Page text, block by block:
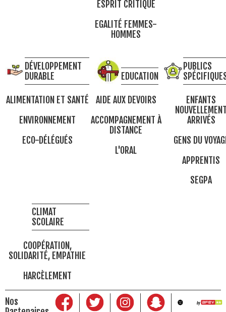
ESPRIT CRITIQUE
EGALITÉ FEMMES-
HOMMES
DÉVELOPPEMENT
DURABLE
ALIMENTATION ET SANTÉ
ENVIRONNEMENT
ECO-DÉLÉGUÉS
EDUCATION
AIDE AUX DEVOIRS
ACCOMPAGNEMENT À
DISTANCE
L'ORAL
PUBLICS
ENFANTS
ARRIVÉS
GENS DU
APPRENTIS
SEGPA
CLIMAT
SCOLAIRE
COOPÉRATION,
SOLIDARITÉ, EMPATHIE
HARCÈLEMENT
Nos